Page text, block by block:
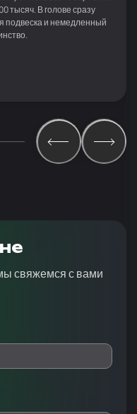
тысяч. В голове сразу
подвеска и немедленный
свяжемся с вами